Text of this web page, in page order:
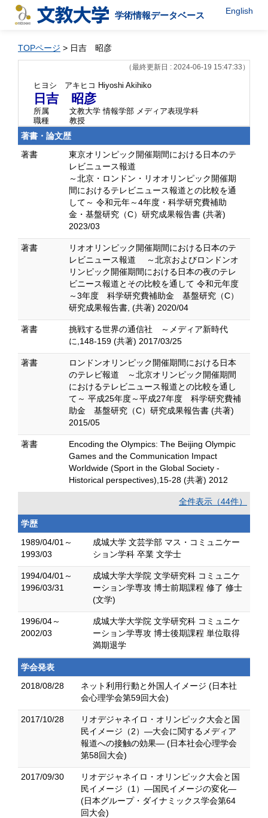
学術情報データベース English
TOPページ > 日吉 昭彦
（最終更新日 : 2024-06-19 15:47:33）
ヒヨシ アキヒコ Hiyoshi Akihiko
日吉 昭彦
所属
文教大学 情報学部 メディア表現学科
職種
教授
著書・論文歴
著書
東京オリンピック開催期間における日本のテ
レビニュース報道
​～北京・ロンドン・リオオリンピック開催期
間におけるテレビニュース報道との比較を通
して～ 令和元年～4年度・科学研究費補助
金・基盤研究（C）研究成果報告書 (共著)
2023/03
著書
リオオリンピック開催期間における日本のテ
レビニュース報道 ～北京およびロンドンオ
リンピック開催期間における日本の夜のテレ
ビニース報道とその比較を通して 令和元年度
～3年度 科学研究費補助金 基盤研究（C）
研究成果報告書, (共著) 2020/04
著書
挑戦する世界の通信社 ～メディア新時代
に,148-159 (共著) 2017/03/25
著書
ロンドンオリンピック開催期間における日本
のテレビ報道 ～北京オリンピック開催期間
におけるテレビニュース報道との比較を通し
て～ 平成25年度～平成27年度 科学研究費補
助金 基盤研究（C）研究成果報告書 (共著)
2015/05
著書
Encoding the Olympics: The Beijing Olympic
Games and the Communication Impact
Worldwide (Sport in the Global Society -
Historical perspectives),15-28 (共著) 2012
全件表示（44件）
学歴
1989/04/01～
1993/03
成城大学 文芸学部 マス・コミュニケー
ション学科 卒業 文学士
1994/04/01～
1996/03/31
成城大学大学院 文学研究科 コミュニケ
ーション学専攻 博士前期課程 修了 修士
(文学)
1996/04～
2002/03
成城大学大学院 文学研究科 コミュニケ
ーション学専攻 博士後期課程 単位取得
満期退学
学会発表
2018/08/28
ネット利用行動と外国人イメージ (日本社
会心理学会第59回大会)
2017/10/28
リオデジャネイロ・オリンピック大会と国
民イメージ（2）―大会に関するメディア
報道への接触の効果― (日本社会心理学会
第58回大会)
2017/09/30
リオデジャネイロ・オリンピック大会と国
民イメージ（1）―国民イメージの変化―
(日本グループ・ダイナミックス学会第64
回大会)